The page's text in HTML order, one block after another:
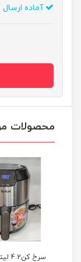
آماده ارسال
محصولات
سرخ